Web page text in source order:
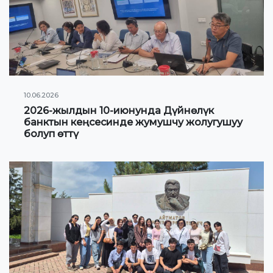
Гранттар жана стипендиялар жөнүндө
маалыматтар
ЖАҢЫЛЫКТАР
КОНТАКТНАЯ ИНФОРМАЦИЯ
АРХИВ
10.06.2026
2026-жылдын 10-июнунда Дүйнөлүк
банктын кеңсесинде жумушчу жолугушуу
болуп өттү